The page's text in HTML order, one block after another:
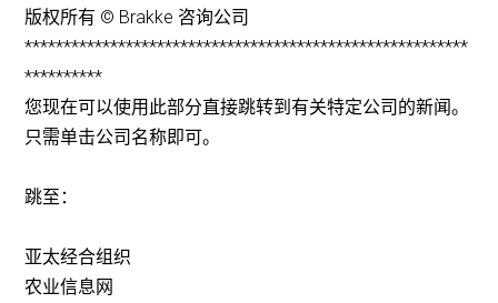
版权所有 © Brakke 咨询公司
*********************************************************
**********
您现在可以使用此部分直接跳转到有关特定公司的新闻。
只需单击公司名称即可。
跳至：
亚太经合组织
农业信息网